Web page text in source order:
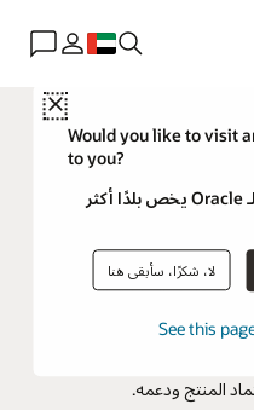
Close
Would you like to visit
to you?
هل ترغب في زيارة موقع ويب لـ Oracle يخص بلدًا أكثر
لا، شكرًا، سأبقى هنا
See this
تطبيقات الطرف الثالث لـ Oracle
Autonomous Database - التحقق
البيانات الذاتية
يذكر، فإن الأدوات
بواسطة كل أنواع نشر
المنتج ودعمه.